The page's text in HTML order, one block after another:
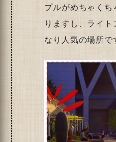
プルがめちゃく
りますし、ライ
なり人気の場所で